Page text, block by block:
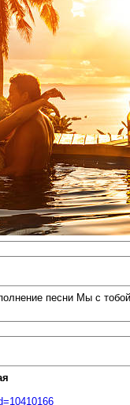
песни Мы с